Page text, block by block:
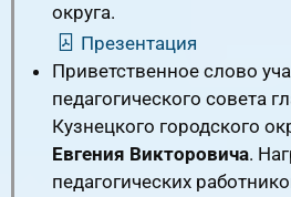
округа.
Презентация
Приветственное слово
педагогического совета
Кузнецкого городского
Евгения Викторовича.
педагогических